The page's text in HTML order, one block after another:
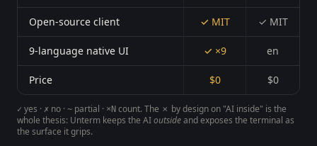
Open-source client ✓ MIT ✓ MIT
9-language native UI ✓ ×9 en
Price $0 $0
✓ yes · ✗ no · ~ partial · ×N count. The ✗ by designon "AI inside" is the
whole thesis: Unterm keeps the AIoutsideand exposes the terminal as
the surface it grips.